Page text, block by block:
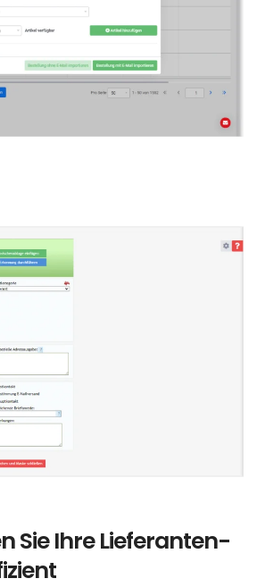
Sie Ihre Lieferanten-